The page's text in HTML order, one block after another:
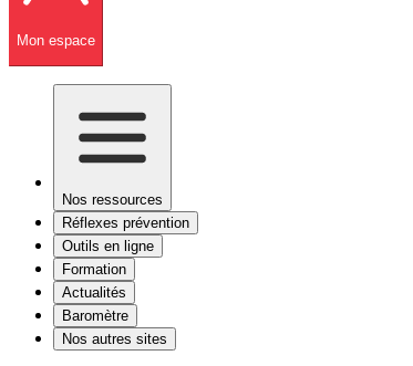
Mon espace
Nos ressources
Réflexes prévention
Outils en ligne
Formation
Actualités
Baromètre
Nos autres sites